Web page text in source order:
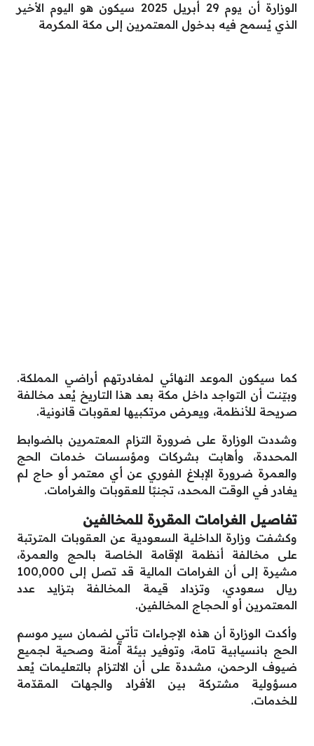
الوزارة أن يوم 29 أبريل 2025 سيكون هو اليوم الأخير
الذي يُسمح فيه بدخول المعتمرين إلى مكة المكرمة
كما سيكون الموعد النهائي لمغادرتهم أراضي المملكة.
وبيّنت أن التواجد داخل مكة بعد هذا التاريخ يُعد مخالفة
صريحة للأنظمة، ويعرض مرتكبيها لعقوبات قانونية.
وشددت الوزارة على ضرورة التزام المعتمرين بالضوابط
المحددة، وأهابت بشركات ومؤسسات خدمات الحج
والعمرة ضرورة الإبلاغ الفوري عن أي معتمر أو حاج لم
يغادر في الوقت المحدد، تجنبًا للعقوبات والغرامات.
تفاصيل الغرامات المقررة للمخالفين
وكشفت وزارة الداخلية السعودية عن العقوبات المترتبة
على مخالفة أنظمة الإقامة الخاصة بالحج والعمرة،
مشيرة إلى أن الغرامات المالية قد تصل إلى 100,000
ريال سعودي، وتزداد قيمة المخالفة بتزايد عدد
المعتمرين أو الحجاج المخالفين.
وأكدت الوزارة أن هذه الإجراءات تأتي لضمان سير موسم
الحج بانسيابية تامة، وتوفير بيئة آمنة وصحية لجميع
ضيوف الرحمن، مشددة على أن الالتزام بالتعليمات يُعد
مسؤولية مشتركة بين الأفراد والجهات المقدّمة
للخدمات.